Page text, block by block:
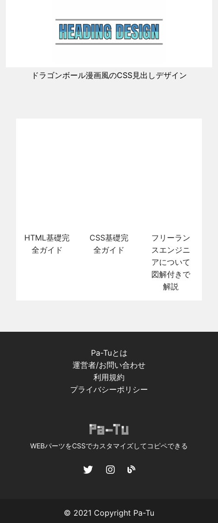
ドラゴンボール漫画風のCSS見出しデザイン
HTML基礎完
全ガイド
CSS基礎完
全ガイド
フリーラン
スエンジニ
アについて
図解付きで
解説
Pa-Tuとは
運営者/お問い合わせ
利用規約
プライバシーポリシー
WEBパーツをCSSでカスタマイズしてコピペできる
© 2021 Copyright Pa-Tu